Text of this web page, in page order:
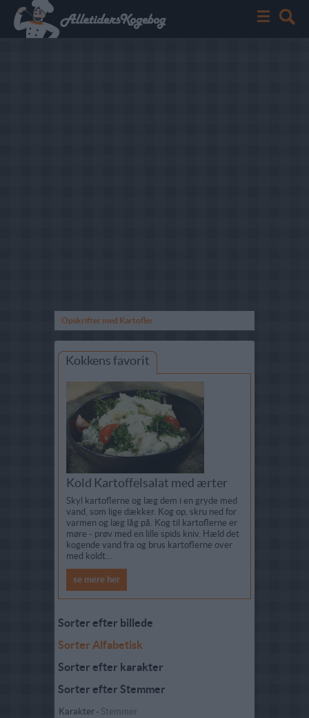
Opskrifter med Kartofler
Kokkens favorit
Kold Kartoffelsalat med ærter
Skyl kartoflerne og læg dem i en gryde med
vand, som lige dækker. Kog op, skru ned for
varmen og læg låg på. Kog til kartoflerne er
møre - prøv med en lille spids kniv. Hæld det
kogende vand fra og brus kartoflerne over
med koldt...
se mere her
Sorter efter billede
Sorter Alfabetisk
Sorter efter karakter
Sorter efter Stemmer
Karakter - Stemmer